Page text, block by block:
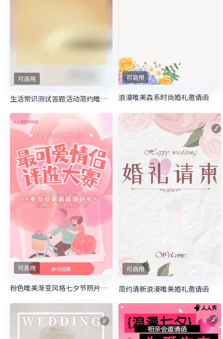
可商用
生活常识测试答题活动简约唯美风格
可商用
浪漫唯美森系时尚婚礼邀请函
可商用
粉色唯美渐变风格七夕节照片投票活动
可商用
简约清新浪漫唯美婚礼邀请函